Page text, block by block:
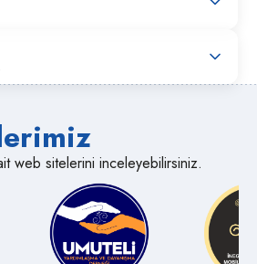
web sitelerini inceleyebilirsiniz.